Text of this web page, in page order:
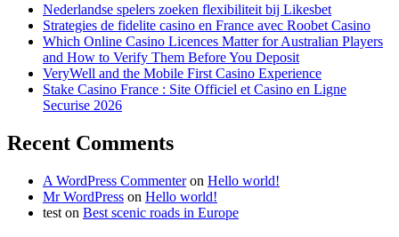
Nederlandse spelers zoeken flexibiliteit bij Likesbet
Strategies de fidelite casino en France avec Roobet Casino
Which Online Casino Licences Matter for Australian Players
and How to Verify Them Before You Deposit
VeryWell and the Mobile First Casino Experience
Stake Casino France : Site Officiel et Casino en Ligne
Securise 2026
Recent Comments
A WordPress Commenteron Hello world!
Mr WordPress on Hello world!
test on Best scenic roads in Europe